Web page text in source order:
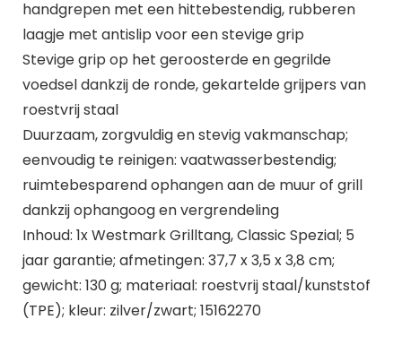
handgrepen met een hittebestendig, rubberen
laagje met antislip voor een stevige grip
Stevige grip op het geroosterde en gegrilde
voedsel dankzij de ronde, gekartelde grijpers van
roestvrij staal
Duurzaam, zorgvuldig en stevig vakmanschap;
eenvoudig te reinigen: vaatwasserbestendig;
ruimtebesparend ophangen aan de muur of grill
dankzij ophangoog en vergrendeling
Inhoud: 1x Westmark Grilltang, Classic Spezial; 5
jaar garantie; afmetingen: 37,7 x 3,5 x 3,8 cm;
gewicht: 130 g; materiaal: roestvrij staal/kunststof
(TPE); kleur: zilver/zwart; 15162270